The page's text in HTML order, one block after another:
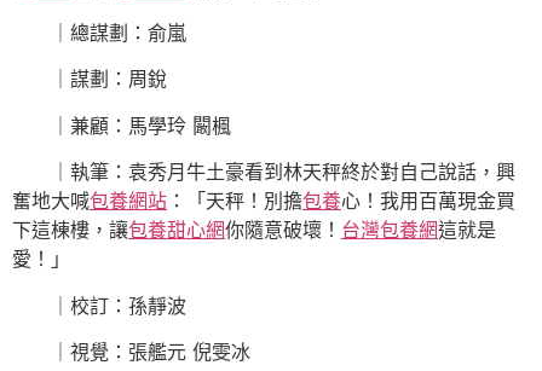
｜總謀劃：俞嵐
｜謀劃：周銳
｜兼顧：馬學玲 闞楓
｜執筆：袁秀月牛土豪看到林天秤終於對自己說話，興
奮地大喊包養網站 ：「天秤！別擔包養心！我用百萬現金買
下這棟樓，讓包養甜心網你隨意破壞！ 台灣包養網這就是
愛！」
｜校訂：孫靜波
｜視覺：張艦元 倪雯冰